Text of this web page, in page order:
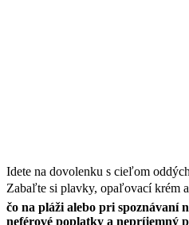
Idete na dovolenku s cieľom
Zabaľte si plavky, opaľovací krém
čo na pláži alebo pri spoznávaní
neférové poplatky a nepríjemný